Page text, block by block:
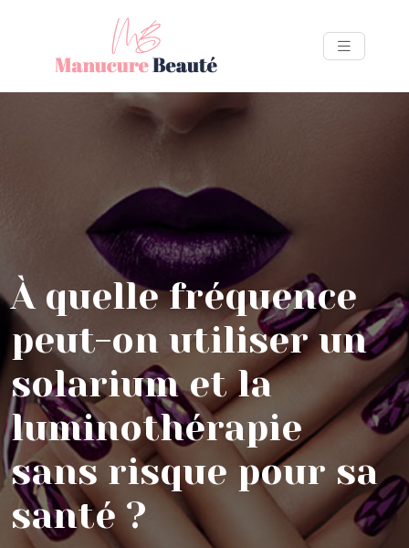
À quelle fréquence
peut-on utiliser un
solarium et la
luminothérapie
sans risque pour sa
santé ?